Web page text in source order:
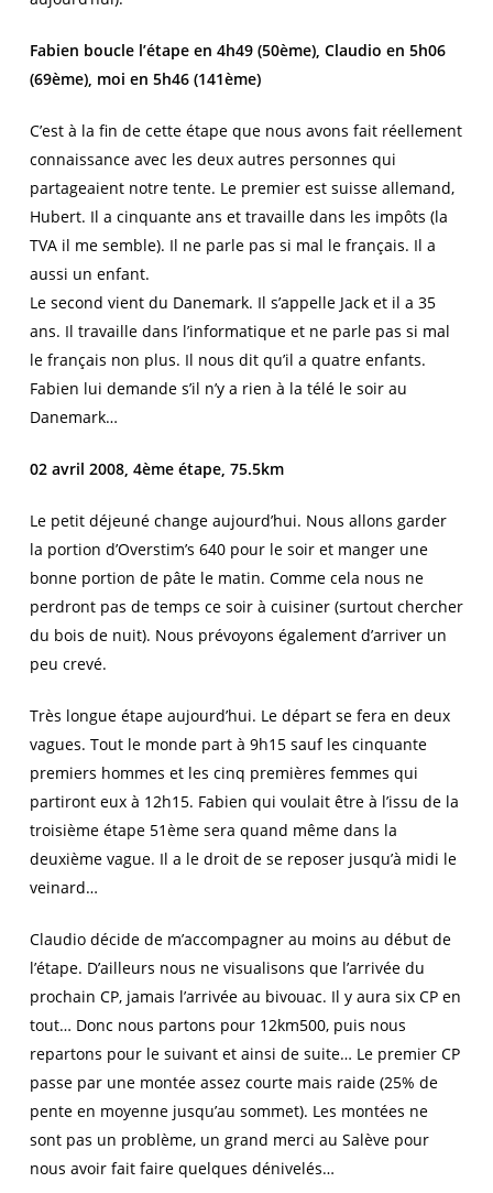
Fabien boucle l’étape en 4h49 (50ème), Claudio en 5h06
(69ème), moi en 5h46 (141ème)
C’est à la fin de cette étape que nous avons fait réellement
connaissance avec les deux autres personnes qui
partageaient notre tente. Le premier est suisse allemand,
Hubert. Il a cinquante ans et travaille dans les impôts (la
TVA il me semble). Il ne parle pas si mal le français. Il a
aussi un enfant.
Le second vient du Danemark. Il s’appelle Jack et il a 35
ans. Il travaille dans l’informatique et ne parle pas si mal
le français non plus. Il nous dit qu’il a quatre enfants.
Fabien lui demande s’il n’y a rien à la télé le soir au
Danemark…
02 avril 2008, 4ème étape, 75.5km
Le petit déjeuné change aujourd’hui. Nous allons garder
la portion d’Overstim’s 640 pour le soir et manger une
bonne portion de pâte le matin. Comme cela nous ne
perdront pas de temps ce soir à cuisiner (surtout chercher
du bois de nuit). Nous prévoyons également d’arriver un
peu crevé.
Très longue étape aujourd’hui. Le départ se fera en deux
vagues. Tout le monde part à 9h15 sauf les cinquante
premiers hommes et les cinq premières femmes qui
partiront eux à 12h15. Fabien qui voulait être à l’issu de la
troisième étape 51ème sera quand même dans la
deuxième vague. Il a le droit de se reposer jusqu’à midi le
veinard…
Claudio décide de m’accompagner au moins au début de
l’étape. D’ailleurs nous ne visualisons que l’arrivée du
prochain CP, jamais l’arrivée au bivouac. Il y aura six CP en
tout… Donc nous partons pour 12km500, puis nous
repartons pour le suivant et ainsi de suite… Le premier CP
passe par une montée assez courte mais raide (25% de
pente en moyenne jusqu’au sommet). Les montées ne
sont pas un problème, un grand merci au Salève pour
nous avoir fait faire quelques dénivelés…